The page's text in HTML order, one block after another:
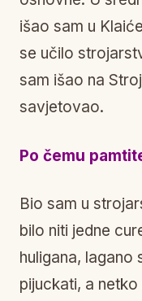
išao sam u
se učilo
sam išao na
savjetovao.
Po čemu
Bio sam u
bilo niti jedne
huligana, lagano
pijuckati, a